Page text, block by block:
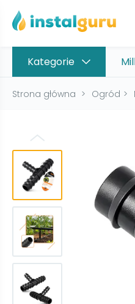
Kategorie
Strona główna > Ogród >